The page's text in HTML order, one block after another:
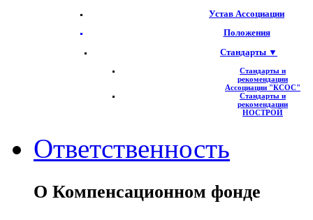
Устав Ассоциации
Положения
Стандарты ▼
Стандарты и
рекомендации
Ассоциации "КСОС"
Стандарты и
рекомендации
НОСТРОЙ
Ответственность
О Компенсационном фонде